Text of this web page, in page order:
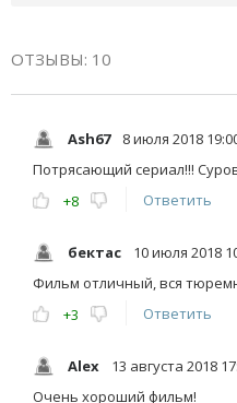
ОТЗЫВЫ: 10
Ash67
8 июля 2018
Потрясающий сериал!!!
+8
Ответить
бектас
10 июля 2018
Фильм отличный, вся
+3
Ответить
Alex
13 августа 2018
Очень хороший фильм!